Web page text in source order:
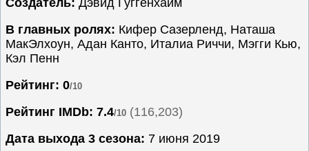
Сериалы
Спорт
Триллеры
Фэнтези
Создатель: Дэвид Гуггенхайм
В главных ролях: Кифер Сазерленд, Наташа
МакЭлхоун, Адан Канто, Италиа Риччи, Мэгги Кью,
Кэл Пенн
Рейтинг: 0/10
Рейтинг IMDb: 7.4/10 (116,203)
Дата выхода 3 сезона: 7 июня 2019